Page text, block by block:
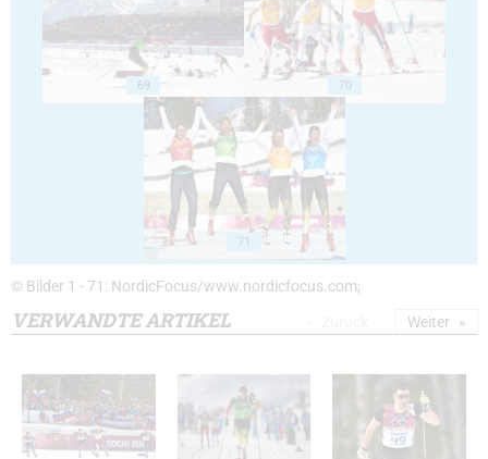
69 70
71
© Bilder 1 - 71: NordicFocus/www.nordicfocus.com;
VERWANDTE ARTIKEL Weiter